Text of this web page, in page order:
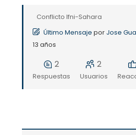
Conflicto Ifni-Sahara
Último Mensaje por Jose
13 años
2
Respuestas
2
Usuarios